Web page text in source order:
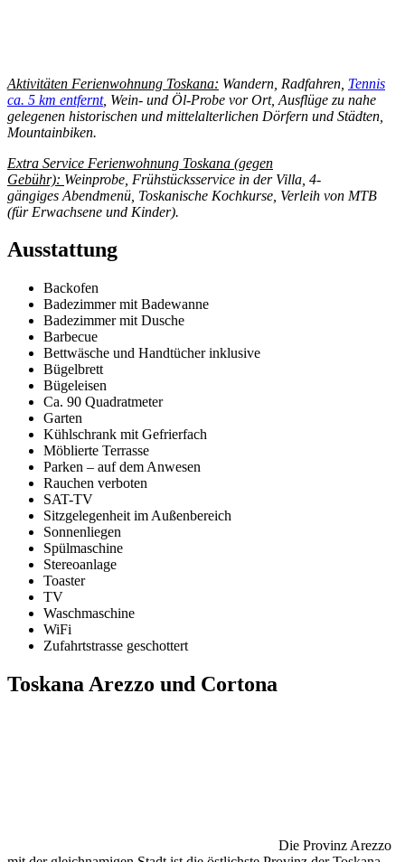
Aktivitäten Ferienwohnung Toskana: Wandern, Radfahren, Tennis
ca. 5 km entfernt, Wein- und Öl-Probe vor Ort, Ausflüge zu nahe
gelegenen historischen und mittelalterlichen Dörfern und Städten,
Mountainbiken.
Extra Service Ferienwohnung Toskana (gegen
Gebühr): Weinprobe, Frühstücksservice in der Villa, 4-
gängiges Abendmenü, Toskanische Kochkurse, Verleih von MTB
(für Erwachsene und Kinder).
Ausstattung
Backofen
Badezimmer mit Badewanne
Badezimmer mit Dusche
Barbecue
Bettwäsche und Handtücher inklusive
Bügelbrett
Bügeleisen
Ca. 90 Quadratmeter
Garten
Kühlschrank mit Gefrierfach
Möblierte Terrasse
Parken – auf dem Anwesen
Rauchen verboten
SAT-TV
Sitzgelegenheit im Außenbereich
Sonnenliegen
Spülmaschine
Stereoanlage
Toaster
TV
Waschmaschine
WiFi
Zufahrtstrasse geschottert
Toskana Arezzo und Cortona
Die Provinz Arezzo